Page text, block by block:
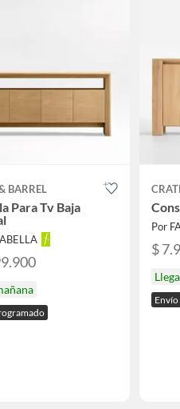
BARREL
Para Tv Baja
Por
$